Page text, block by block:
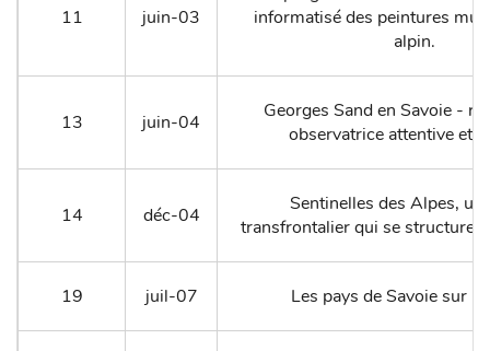
11 juin-03
informatisé des peintures
alpin.
13 juin-04
Georges Sand en Savoie -
observatrice attentive et
14 déc-04
Sentinelles des Alpes, un
transfrontalier qui se structure
19 juil-07 Les pays de Savoie sur